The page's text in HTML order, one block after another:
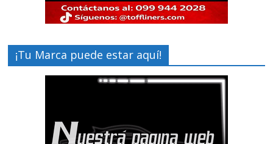
¡Tu Marca puede estar aquí!